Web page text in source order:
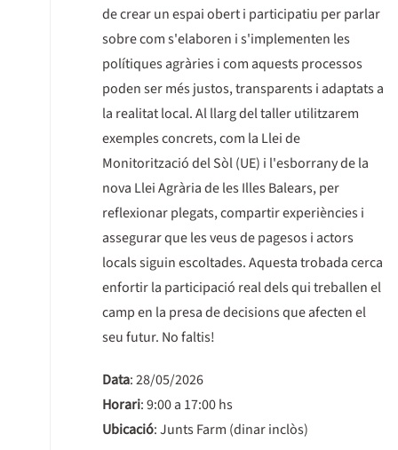
de crear un espai obert i participatiu per parlar
sobre com s'elaboren i s'implementen les
polítiques agràries i com aquests processos
poden ser més justos, transparents i adaptats a
la realitat local.Al llarg del taller utilitzarem
exemples concrets, com la Llei de
Monitorització del Sòl (UE) i l'esborrany de la
nova Llei Agrària de les Illes Balears, per
reflexionar plegats, compartir experiències i
assegurar que les veus de pagesos i actors
locals siguin escoltades. Aquesta trobada cerca
enfortir la participació real dels qui treballen el
camp en la presa de decisions que afecten el
seu futur. No faltis!
Data: 28/05/2026
Horari: 9:00 a 17:00 hs
Ubicació: Junts Farm (dinar inclòs)